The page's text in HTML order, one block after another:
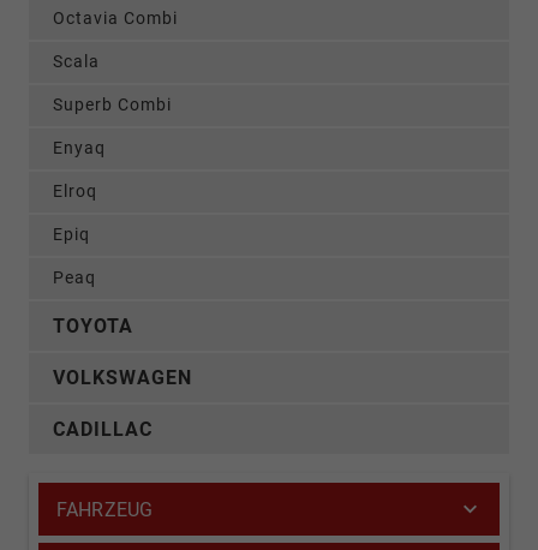
Octavia Combi
Scala
Superb Combi
Enyaq
Elroq
Epiq
Peaq
TOYOTA
VOLKSWAGEN
CADILLAC
FAHRZEUG